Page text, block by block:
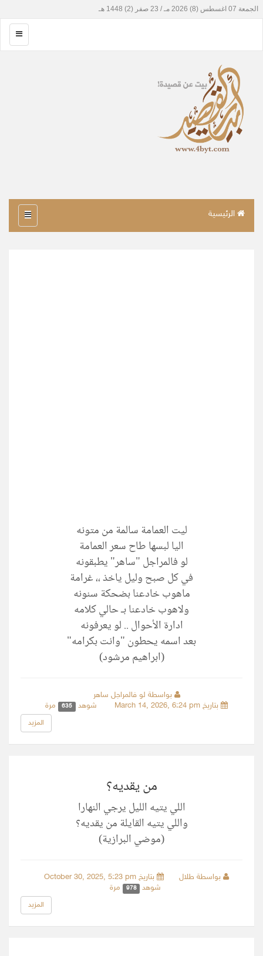
الرئيسية
‏ليت العمامة سالمة من متونه
‏اليا لبسها طاح سعر العمامة
‏لو فالمراجل "ساهر" يطبقونه
‏في كل صبح وليل ياخذ ،، غرامة
‏ماهوب خادعنا بضحكة سنونه
‏ولاهوب خادعنا بـ حالي كلامه
ادارة الأحوال .. لو يعرفونه
‏بعد اسمه يحطون "وانت بكرامه"
(ابراهيم مرشود)
بواسطة لو فالمراجل ساهر
بتاريخ March 14, 2026, 6:24 pm
شوهد 635 مرة
المزيد
من يقديه؟
اللي يتيه الليل يرجي النهارا
واللي يتيه القايلة من يقديه؟
(موضي البرازية)
بواسطة طلال
بتاريخ October 30, 2025, 5:23 pm
شوهد
978 مرة
المزيد